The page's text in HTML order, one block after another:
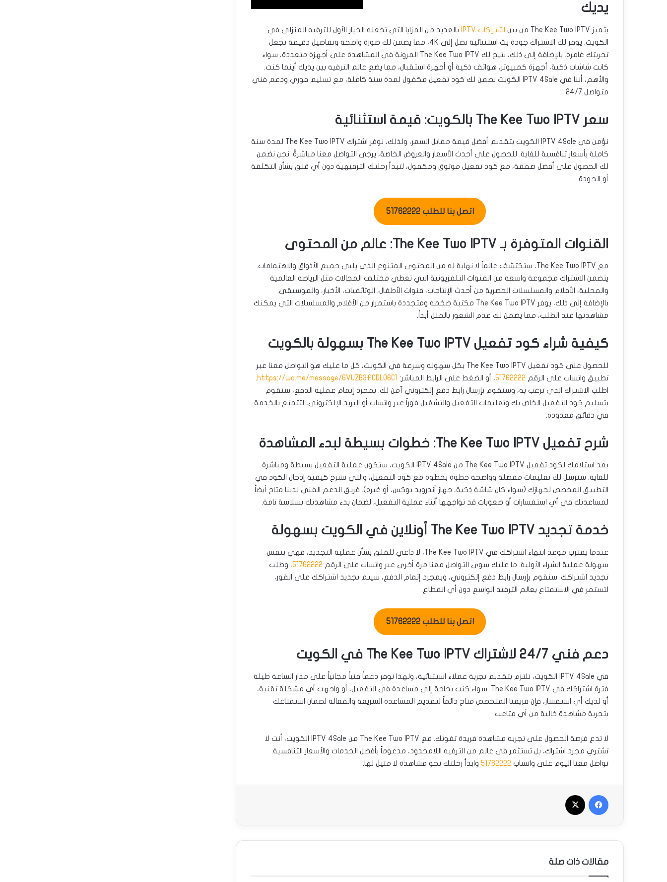
يديك
يتميز The Kee Two IPTV من بين اشتراكات IPTV
بالعديد من المزايا التي تجعله الخيار الأول للترفيه المنزلي في
الكويت. يوفر لك الاشتراك جودة بث استثنائية تصل إلى 4K، مما يضمن لك صورة واضحة وتفاصيل دقيقة تجعل
تجربتك غامرة. بالإضافة إلى ذلك، يتيح لك The Kee Two IPTV المرونة في المشاهدة على أجهزة متعددة، سواء
كانت شاشات ذكية، أجهزة كمبيوتر، هواتف ذكية أو أجهزة استقبال، مما يضع عالم الترفيه بين يديك أينما كنت.
والأهم، أننا في IPTV 4Sale الكويت نضمن لك كود تفعيل مكفول لمدة سنة كاملة، مع تسليم فوري ودعم فني
متواصل 24/7.
سعر The Kee Two IPTV بالكويت: قيمة استثنائية
نؤمن في IPTV 4Sale الكويت بتقديم أفضل قيمة مقابل السعر، ولذلك، نوفر اشتراك The Kee Two IPTV لمدة سنة
كاملة بأسعار تنافسية للغاية. للحصول على أحدث الأسعار والعروض الخاصة، يرجى التواصل معنا مباشرةً. نحن نضمن
لك الحصول على أفضل صفقة، مع كود تفعيل موثوق ومكفول، لتبدأ رحلتك الترفيهية دون أي قلق بشأن التكلفة
أو الجودة.
اتصل بنا للطلب 51762222
القنوات المتوفرة بـ The Kee Two IPTV: عالم من المحتوى
مع The Kee Two IPTV، ستكتشف عالماً لا نهاية له من المحتوى المتنوع الذي يلبي جميع الأذواق والاهتمامات.
يتضمن الاشتراك مجموعة واسعة من القنوات التلفزيونية التي تغطي مختلف المجالات مثل الرياضة العالمية
والمحلية، الأفلام والمسلسلات الحصرية من أحدث الإنتاجات، قنوات الأطفال، الوثائقيات، الأخبار، والموسيقى.
بالإضافة إلى ذلك، يوفر The Kee Two IPTV مكتبة ضخمة ومتجددة باستمرار من الأفلام والمسلسلات التي يمكنك
مشاهدتها عند الطلب، مما يضمن لك عدم الشعور بالملل أبداً.
كيفية شراء كود تفعيل The Kee Two IPTV بسهولة بالكويت
للحصول على كود تفعيل The Kee Two IPTV بكل سهولة وسرعة في الكويت، كل ما عليك هو التواصل معنا عبر
تطبيق واتساب على الرقم 51762222، أو الضغط على الرابط المباشر: https://wa.me/message/GVUZB3FCDLO6C1
.
اطلب الاشتراك الذي ترغب به، وسنقوم بإرسال رابط دفع إلكتروني آمن لك. بمجرد إتمام عملية الدفع، سنقوم
بتسليم كود التفعيل الخاص بك وتعليمات التفعيل والتشغيل فوراً عبر واتساب أو البريد الإلكتروني، لتتمتع بالخدمة
في دقائق معدودة.
شرح تفعيل The Kee Two IPTV: خطوات بسيطة لبدء المشاهدة
بعد استلامك لكود تفعيل The Kee Two IPTV من IPTV 4Sale الكويت، ستكون عملية التفعيل بسيطة ومباشرة
للغاية. سنرسل لك تعليمات مفصلة وواضحة خطوة بخطوة مع كود التفعيل، والتي تشرح كيفية إدخال الكود في
التطبيق المخصص لجهازك (سواء كان شاشة ذكية، جهاز أندرويد بوكس، أو غيره). فريق الدعم الفني لدينا متاح أيضاً
لمساعدتك في أي استفسارات أو صعوبات قد تواجهها أثناء عملية التفعيل، لضمان بدء مشاهدتك بسلاسة تامة.
خدمة تجديد The Kee Two IPTV أونلاين في الكويت بسهولة
عندما يقترب موعد انتهاء اشتراكك في The Kee Two IPTV، لا داعي للقلق بشأن عملية التجديد، فهي بنفس
سهولة عملية الشراء الأولية. ما عليك سوى التواصل معنا مرة أخرى عبر واتساب على الرقم 51762222، وطلب
تجديد اشتراكك. سنقوم بإرسال رابط دفع إلكتروني، وبمجرد إتمام الدفع، سيتم تجديد اشتراكك على الفور،
لتستمر في الاستمتاع بعالم الترفيه الواسع دون أي انقطاع.
اتصل بنا للطلب 51762222
دعم فني 24/7 لاشتراك The Kee Two IPTV في الكويت
في IPTV 4Sale الكويت، نلتزم بتقديم تجربة عملاء استثنائية، ولهذا نوفر دعماً فنياً مجانياً على مدار الساعة طيلة
فترة اشتراكك في The Kee Two IPTV. سواء كنت بحاجة إلى مساعدة في التفعيل، أو واجهت أي مشكلة تقنية،
أو لديك أي استفسار، فإن فريقنا المتخصص متاح دائماً لتقديم المساعدة السريعة والفعالة لضمان استمتاعك
بتجربة مشاهدة خالية من أي متاعب.
لا تدع فرصة الحصول على تجربة مشاهدة فريدة تفوتك. مع The Kee Two IPTV من IPTV 4Sale الكويت، أنت لا
تشتري مجرد اشتراك، بل تستثمر في عالم من الترفيه اللامحدود، مدعوماً بأفضل الخدمات والأسعار التنافسية.
تواصل معنا اليوم على واتساب 51762222 وابدأ رحلتك نحو مشاهدة لا مثيل لها.
فيسبوك
مقالات ذات صلة